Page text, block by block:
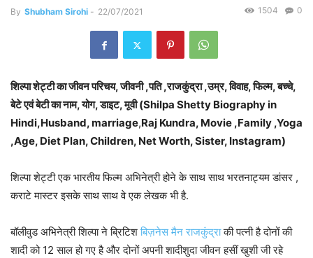
By Shubham Sirohi - 22/07/2021 0
1504
शिल्पा शेट्टी का जीवन परिचय, जीवनी ,पति ,राजकुंद्रा ,उम्र, विवाह, फिल्म, बच्चे,
बेटे एवं बेटी का नाम, योग, डाइट, मूवी (Shilpa Shetty Biography in
Hindi,Husband, marriage,Raj Kundra, Movie ,Family ,Yoga
,Age, Diet Plan, Children, Net Worth, Sister, Instagram)
शिल्पा शेट्टी एक भारतीय फिल्म अभिनेत्री होने के साथ साथ भरतनाट्यम डांसर ,
कराटे मास्टर इसके साथ साथ वे एक लेखक भी है.
बॉलीवुड अभिनेत्री शिल्पा ने ब्रिटिशबिज़नेस मैन राजकुंद्राकी पत्नी है दोनों की
शादी को 12 साल हो गए है और दोनों अपनी शादीशुदा जीवन हसीं खुशी जी रहे